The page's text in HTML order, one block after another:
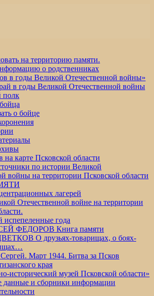
на территорию памяти.
о родственниках
в годы Великой Отечественной войны»
в годы Великой Отечественной войны
полк
о бойце
на карте Псковской области
по истории Великой
войны на территории Псковской области
лагерей
Отечественной войне на территории
испепеленные года
ФЕДОРОВ Книга памяти
О друзьях-товарищах, о боях-
Март 1944. Битва за Псков
края
исторический музей Псковской области»
данные и сборники информации